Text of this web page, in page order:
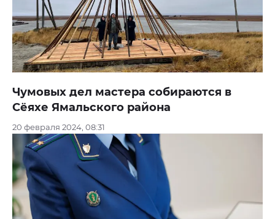
Чумовых дел мастера собираются в
Сёяхе Ямальского района
20 февраля 2024, 08:31